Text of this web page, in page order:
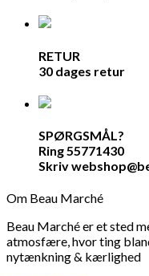
RETUR
30 dages retur
SPØRGSMÅL?
Ring 55771430
Skriv
Om Beau Marché
Beau Marché er et sted
atmosfære, hvor ting
nytænkning & kærlighed